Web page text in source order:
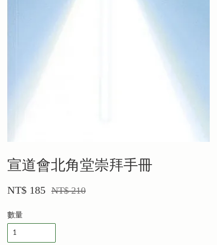
宣道會北角堂崇拜手冊
NT$ 185 NT$ 210
數量